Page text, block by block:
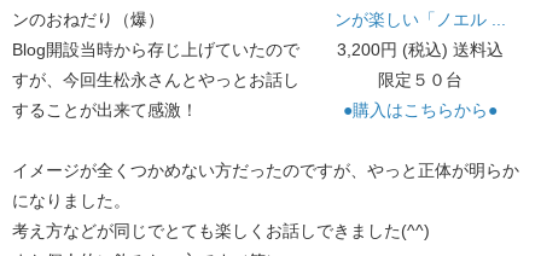
3,200円 (税込) 送料込
限定５０台
●購入はこちらから●
ンのおねだり（爆）
Blog開設当時から存じ上げていたので
すが、今回生松永さんとやっとお話し
することが出来て感激！
イメージが全くつかめない方だったのですが、やっと正体が明らか
になりました。
考え方などが同じでとても楽しくお話しできました(^^)